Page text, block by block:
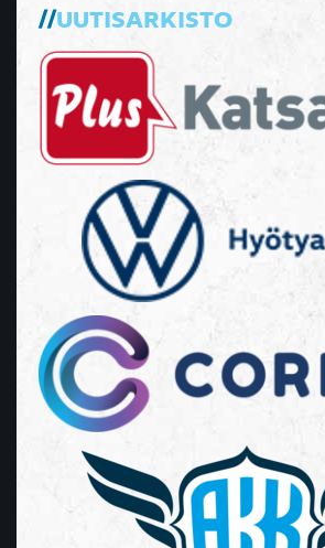
UUTISARKISTO